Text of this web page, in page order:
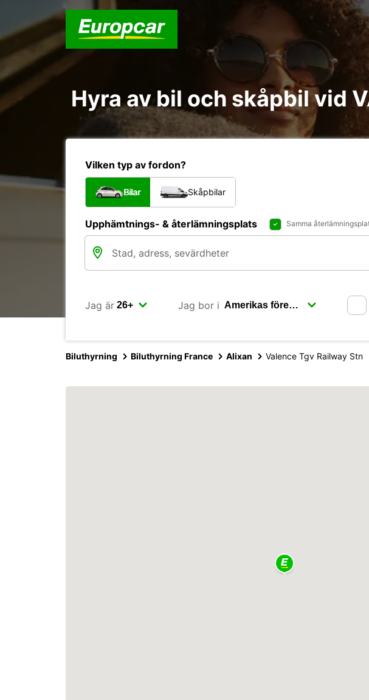
Hyra av bil och skåpbil vid
Vilken typ av fordon?
Bilar Skåpbilar
Upphämtnings- & återlämningsplats Samma
Jag är Jag bor i
Biluthyrning Biluthyrning France Alixan Valence Tgv Railway Stn